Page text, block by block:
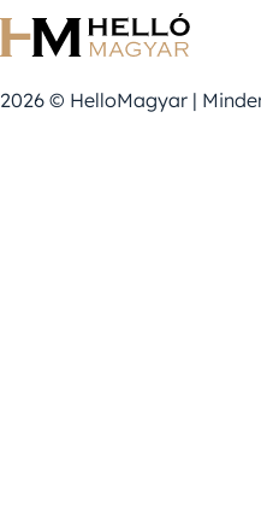
2026 © HelloMagyar |